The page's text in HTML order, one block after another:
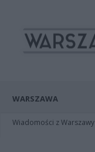
WARSZAWA
Wiadomości z Warszawy